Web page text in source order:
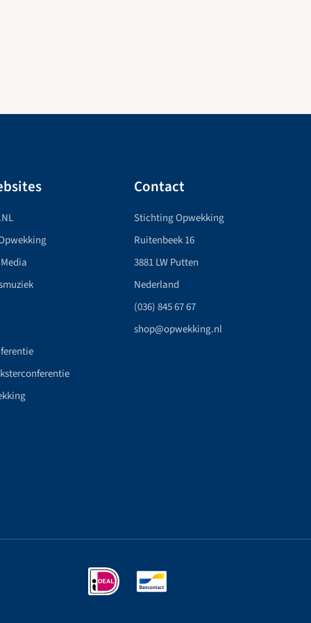
Contact
Stichting Opwekking
Ruitenbeek 16
3881 LW Putten
Nederland
(036) 845 67 67
shop@opwekking.nl